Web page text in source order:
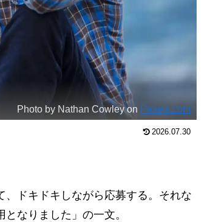
Photo by Nathan Cowley on Pexels.com
2026.07.30
ドキドキしながら応募する。それな
なりました」の一文。